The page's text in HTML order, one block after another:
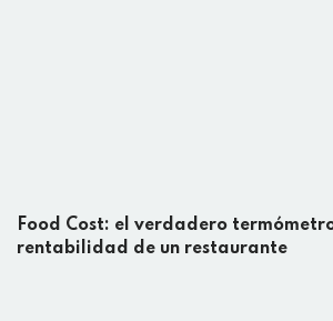
Food Cost: el verdadero
rentabilidad de un restaurante